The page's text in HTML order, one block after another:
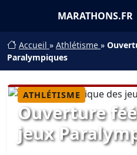
MARATHONS.FR
Accueil » Athlétisme »
Paralympiques
ATHLÉTISME
Ouverture
jeux